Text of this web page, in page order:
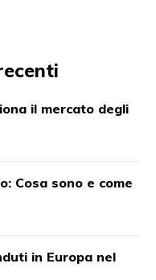
il mercato degli
Cosa sono e come
in Europa nel